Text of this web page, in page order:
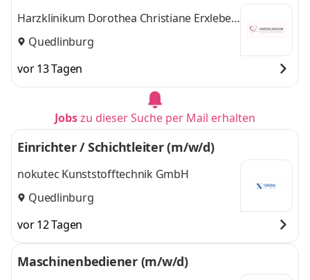
Harzklinikum Dorothea Christiane Erxleben
GmbH
Quedlinburg
vor 13 Tagen
Jobszu dieser Suche per Mail erhalten
Einrichter / Schichtleiter (m/w/d)
nokutec Kunststofftechnik GmbH
Quedlinburg
vor 12 Tagen
Maschinenbediener (m/w/d)